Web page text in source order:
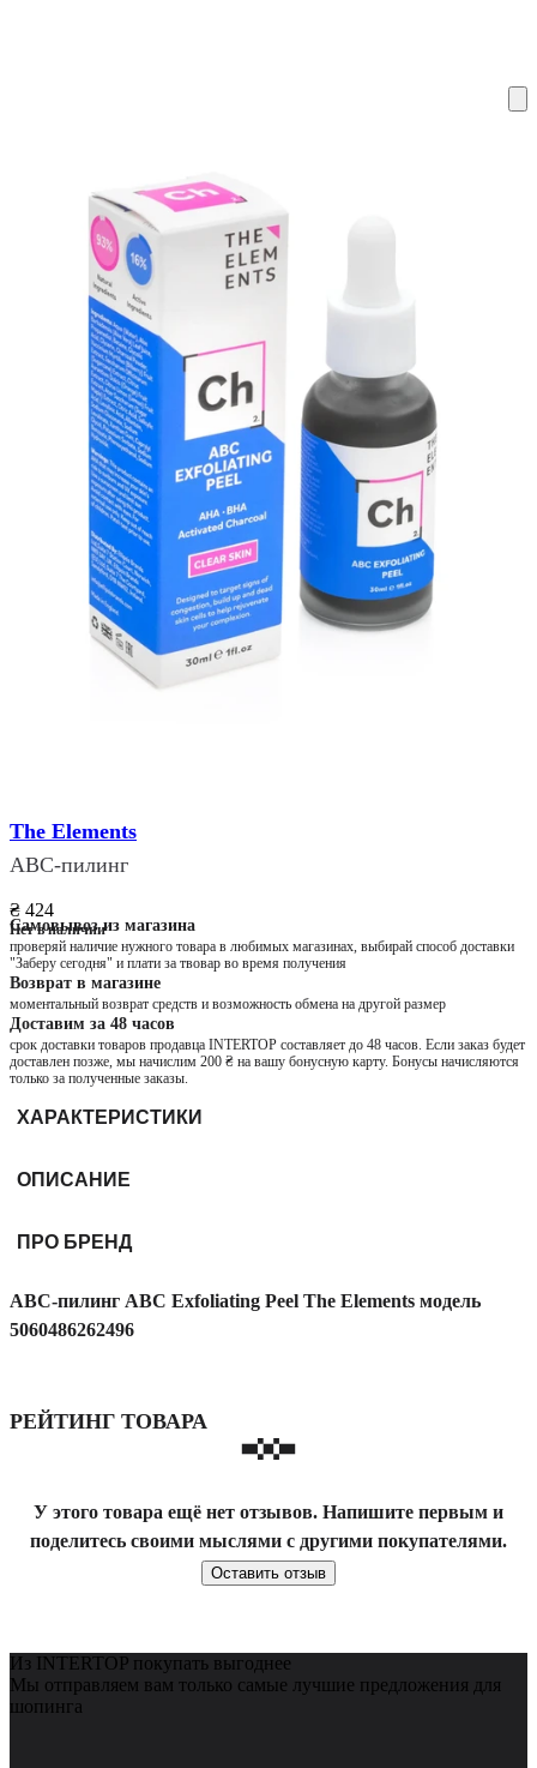
The Elements
ABC-пилинг
₴ 424
Нет в наличии
Самовывоз из магазина
проверяй наличие нужного товара в любимых магазинах, выбирай способ доставки
"Заберу сегодня" и плати за твовар во время получения
Возврат в магазине
моментальный возврат средств и возможность обмена на другой размер
Доставим за 48 часов
срок доставки товаров продавца INTERTOP составляет до 48 часов. Если заказ будет
доставлен позже, мы начислим 200 ₴ на вашу бонусную карту. Бонусы начисляются
только за полученные заказы.
ХАРАКТЕРИСТИКИ
ОПИСАНИЕ
ПРО БРЕНД
ABC-пилинг ABC Exfoliating Peel The Elements модель
5060486262496
РЕЙТИНГ ТОВАРА
У этого товара ещё нет отзывов. Напишите первым и
поделитесь своими мыслями с другими покупателями.
Оставить отзыв
Из INTERTOP покупать выгоднее
Мы отправляем вам только самые лучшие предложения для
шопинга